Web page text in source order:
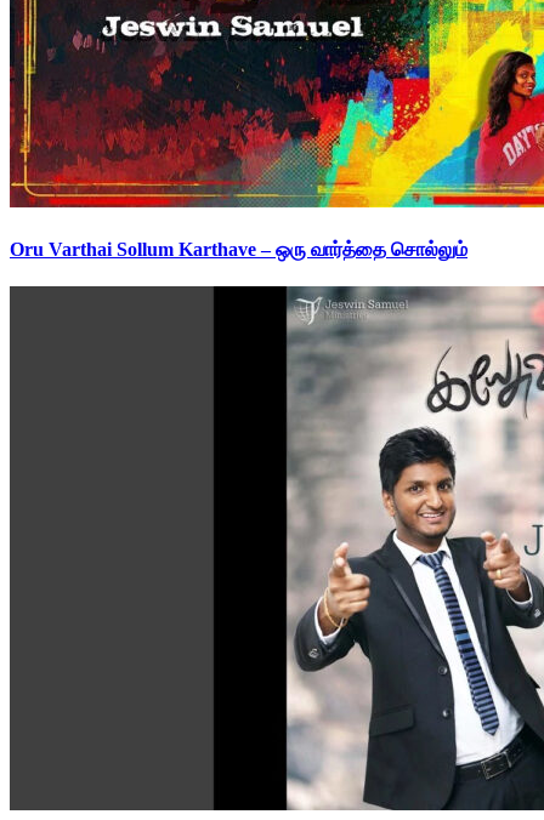
Oru Varthai Sollum Karthave – ஒரு வார்த்தை சொல்லும்